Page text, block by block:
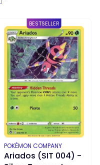
BESTSELLER
Ariados (SIT 004) -
PRODUCENT
POKÉMON COMPANY